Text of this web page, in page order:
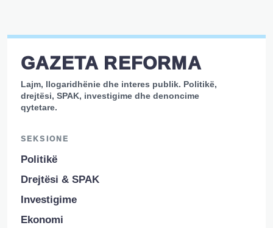
GAZETA REFORMA
Lajm, llogaridhënie dhe interes publik. Politikë,
drejtësi, SPAK, investigime dhe denoncime
qytetare.
SEKSIONE
Politikë
Drejtësi & SPAK
Investigime
Ekonomi